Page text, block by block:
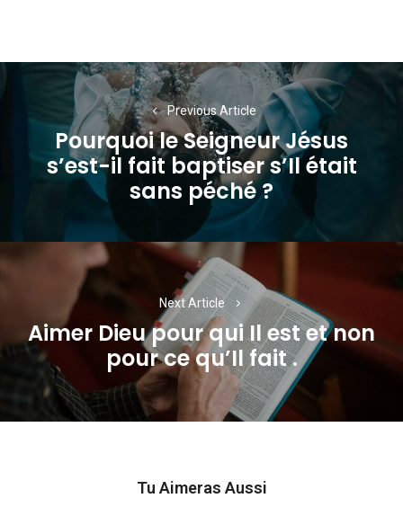
Navigation
l’article
Previous Article
Previous
post:
Pourquoi le Seigneur Jésus
s’est-il fait baptiser s’Il était
sans péché ?
Next Article
Next
post:
Aimer Dieu pour qui Il est et non
pour ce qu’Il fait .
Tu Aimeras Aussi